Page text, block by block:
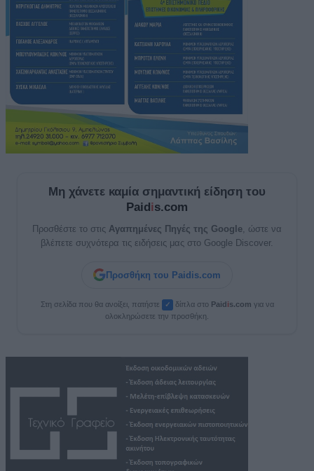
Μη χάνετε καμία σημαντική είδηση του
Paidis.com
Προσθέστε το στις Αγαπημένες Πηγές της Google , ώστε να
βλέπετε συχνότερα τις ειδήσεις μας στο Google Discover.
Προσθήκη του Paidis.com
Στη σελίδα που θα ανοίξει, πατήστε ✓ δίπλα στο Paidis.com για να
ολοκληρώσετε την προσθήκη.